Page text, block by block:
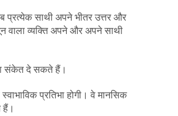
साथी अपने भीतर उत्तर और
वाला व्यक्ति अपने और अपने साथी
संकेत दे सकते हैं।
प्रतिभा होगी। वे मानसिक
हैं।